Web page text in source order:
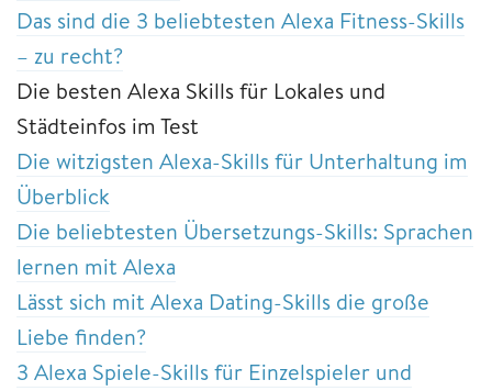
Das sind die 3 beliebtesten Alexa Fitness-Skills
– zu recht?
Die besten Alexa Skills für Lokales und
Städteinfos im Test
Die witzigsten Alexa-Skills für Unterhaltung im
Überblick
Die beliebtesten Übersetzungs-Skills: Sprachen
lernen mit Alexa
Lässt sich mit Alexa Dating-Skills die große
Liebe finden?
3 Alexa Spiele-Skills für Einzelspieler und